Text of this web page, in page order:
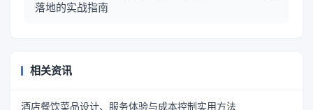
落地的实战指南
相关资讯
酒店餐饮菜品设计、服务体验与成本控制实用方法